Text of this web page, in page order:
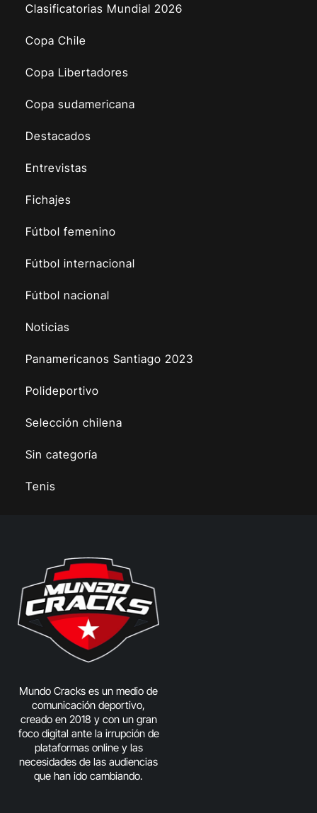
Clasificatorias Mundial 2026
Copa Chile
Copa Libertadores
Copa sudamericana
Destacados
Entrevistas
Fichajes
Fútbol femenino
Fútbol internacional
Fútbol nacional
Noticias
Panamericanos Santiago 2023
Polideportivo
Selección chilena
Sin categoría
Tenis
Mundo Cracks es un medio de
comunicación deportivo,
creado en 2018 y con un gran
foco digital ante la irrupción de
plataformas online y las
necesidades de las audiencias
que han ido cambiando.